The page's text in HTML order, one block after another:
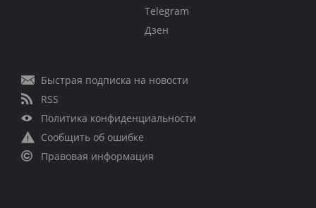
Telegram
Дзен
Быстрая подписка на новости
RSS
Политика конфиденциальности
Сообщить об ошибке
Правовая информация